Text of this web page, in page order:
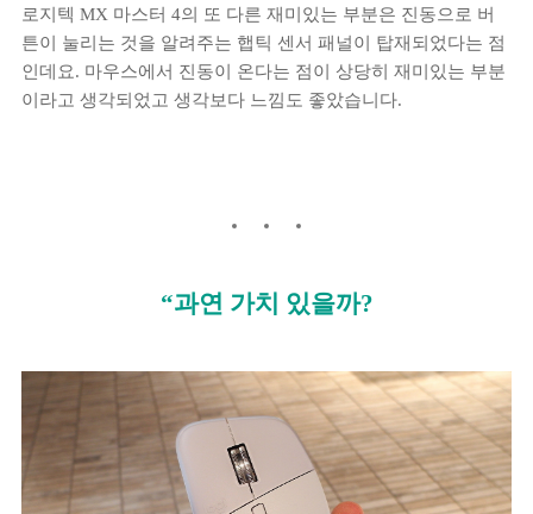
로지텍 MX 마스터 4의 또 다른 재미있는 부분은 진동으로 버
튼이 눌리는 것을 알려주는 햅틱 센서 패널이 탑재되었다는 점
인데요. 마우스에서 진동이 온다는 점이 상당히 재미있는 부분
이라고 생각되었고 생각보다 느낌도 좋았습니다.
“과연 가치 있을까?